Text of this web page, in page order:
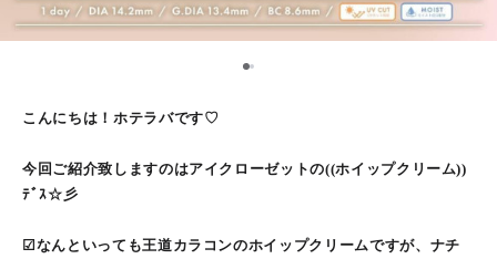
1
こんにちは！ホテラバです♡
今回ご紹介致しますのはアイクローゼットの((ホイップクリーム))
ﾃﾞｽ☆彡
☑︎なんといっても王道カラコンのホイップクリームですが、ナチ